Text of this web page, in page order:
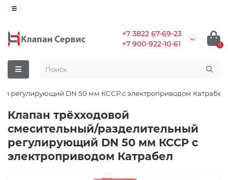
+7 3822 67-69-23
+7 900-922-10-61
0
регулирующий DN 50 мм КССР с электроприводом Катрабел
Клапан трёхходовой
смесительный/разделительный
регулирующий DN 50 мм КССР с
электроприводом Катрабел